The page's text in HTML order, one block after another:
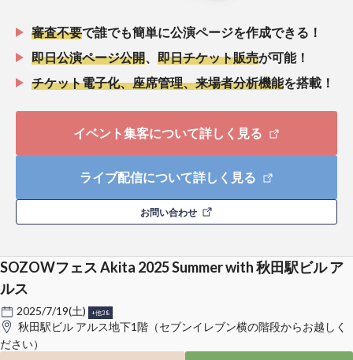
審査不要で誰でも簡単に公演ページを作成できる！
即日公演ページ公開
即日チケット販売が可能！
チケット電子化、座席管理、来場者分析機能を搭載！
イベント集客について詳しく見る
ライブ配信について詳しく見る
お問い合わせ
SOZOWフェス Akita 2025 Summer with 秋田駅ビル ア
ルス
2025/7/19(土) +他38
秋田駅ビル アルス地下1階（セブンイレブン横の階段からお越しく
ださい）